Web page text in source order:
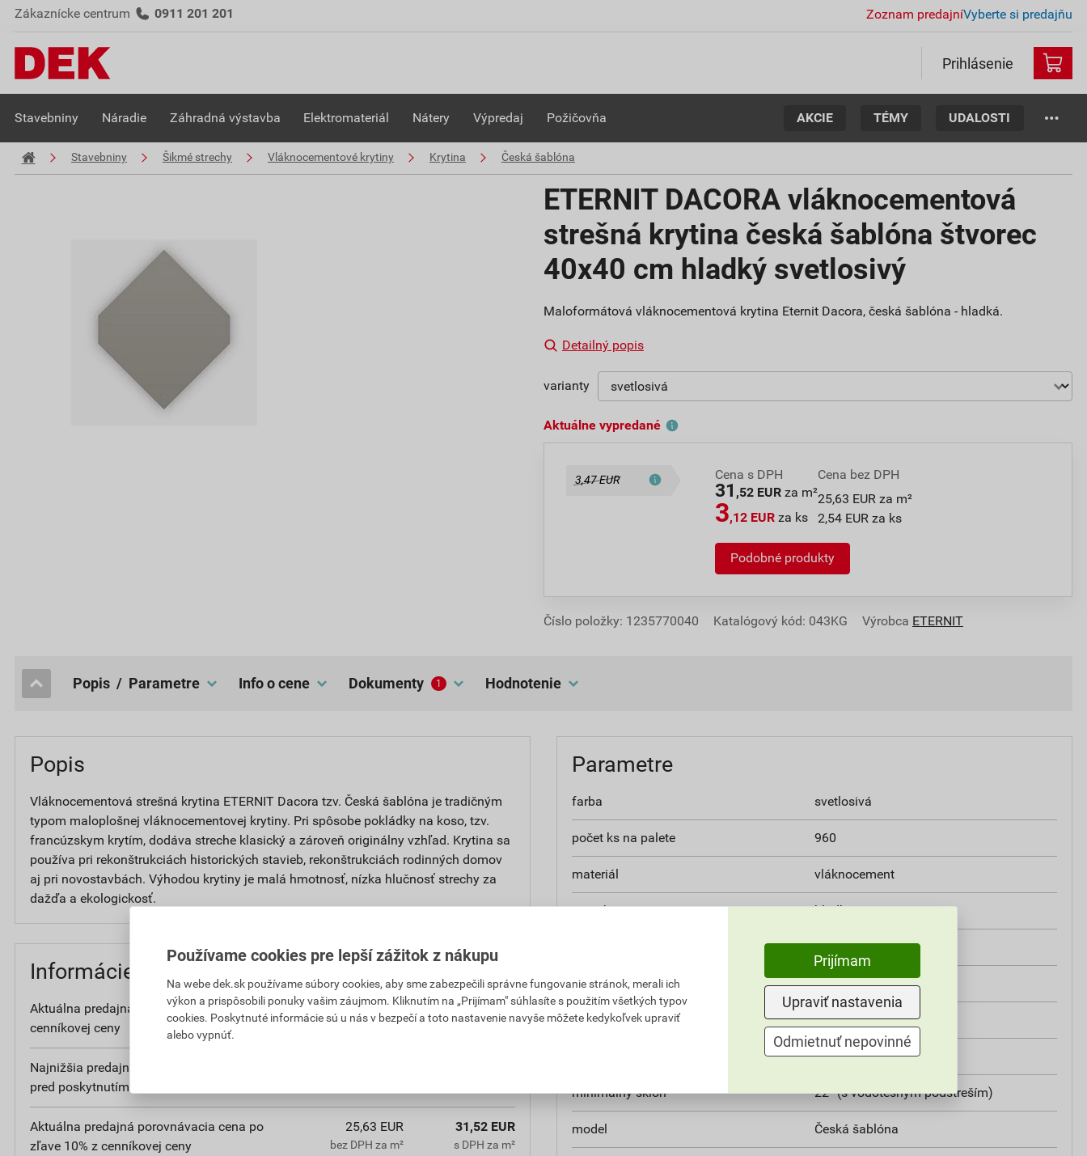
Zákaznícke centrum 0911 201 201 Zoznam predajníVyberte si predajňu
Prihlásenie
Stavebniny Náradie Záhradná výstavba Elektromateriál Nátery Výpredaj Požičovňa AKCIE TÉMY UDALOSTI
Stavebniny Šikmé strechy Vláknocementové krytiny Krytina Česká šablóna
ETERNIT DACORA vláknocementová
strešná krytina česká šablóna štvorec
40x40 cm hladký svetlosivý
Maloformátová vláknocementová krytina Eternit Dacora, česká šablóna - hladká.
Detailný popis
varianty
Aktuálne vypredané
3,47 EUR Cena s DPH
31 ,52 EUR za m²
3,12 EUR za ks
Cena bez DPH
25,63 EUR za m²
2,54 EUR za ks
Podobné produkty
Číslo položky: 1235770040 Katalógový kód: 043KG Výrobca ETERNIT
popis / Parametre Info o cene dokumenty 1 hodnotenie
Popis
Vláknocementová strešná krytina ETERNIT Dacora tzv. Česká šablóna je tradičným
typom maloplošnej vláknocementovej krytiny. Pri spôsobe pokládky na koso, tzv.
francúzskym krytím, dodáva streche klasický a zároveň originálny vzhľad. Krytina sa
používa pri rekonštrukciách historických stavieb, rekonštrukciách rodinných domov
aj pri novostavbách. Výhodou krytiny je malá hmotnosť, nízka hlučnosť strechy za
dažďa a ekologickosť.
Informácie o cene
Aktuálna predajná cena po zľave 10% z
cenníkovej ceny
2,54 EUR
bez DPH za ks
3,12 EUR
Najnižšia predajná cena v období 30 dní
pred poskytnutím zľavy
Aktuálna predajná porovnávacia cena po
zľave 10% z cenníkovej ceny
25,63 EUR
bez DPH za m²
31,52 EUR
s DPH za m²
Parametre
farba svetlosivá
počet ks na palete 960
materiál vláknocement
povrchová úprava hladký
9,8 ks/m²
rozmery 400x400 mm
hmotnosť 1,39 kg/ks
30°
minimálny sklon 22° (s vodotesným podstreším)
model Česká šablóna
Používame cookies pre lepší zážitok z nákupu
Na webe dek.sk používame súbory cookies, aby sme zabezpečili správne fungovanie stránok, merali ich
výkon a prispôsobili ponuky vašim záujmom. Kliknutím na „Prijímam" súhlasíte s použitím všetkých typov
cookies. Poskytnuté informácie sú u nás v bezpečí a toto nastavenie navyše môžete kedykoľvek upraviť
alebo vypnúť.
Prijímam
Upraviť nastavenia
Odmietnuť nepovinné